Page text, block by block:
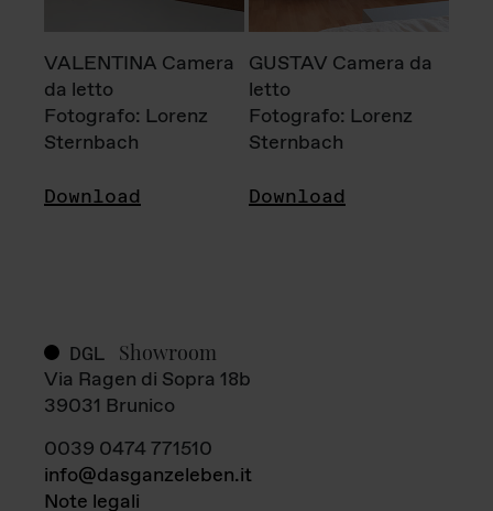
VALENTINA Camera
da letto
Fotografo: Lorenz
Sternbach
Download
GUSTAV Camera da
letto
Fotografo: Lorenz
Sternbach
Download
DGL Showroom
Via Ragen di Sopra 18b
39031 Brunico
0039 0474 771510
info@dasganzeleben.it
Note legali